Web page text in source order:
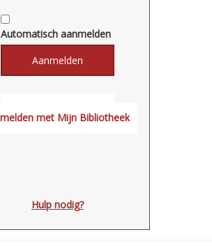
Automatisch aanmelden
Hulp nodig?